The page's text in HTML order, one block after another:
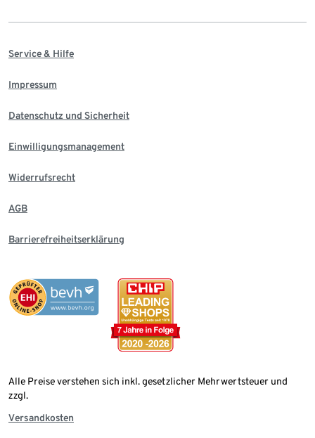
Service & Hilfe
Impressum
Datenschutz und Sicherheit
Einwilligungsmanagement
Widerrufsrecht
AGB
Barrierefreiheitserklärung
Alle Preise verstehen sich inkl. gesetzlicher Mehrwertsteuer und
zzgl.
Versandkosten